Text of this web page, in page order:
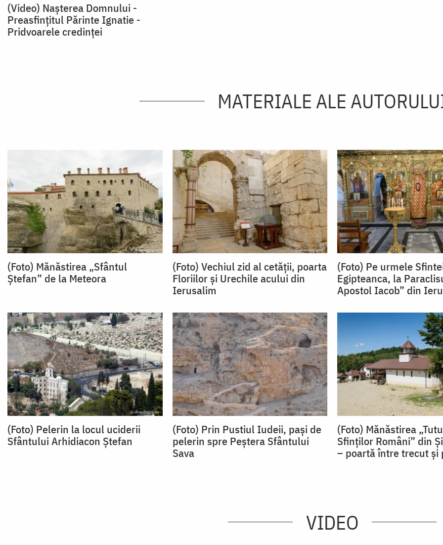
(Video) Nașterea Domnului -
Preasfințitul Părinte Ignatie -
Pridvoarele credinței
MATERIALE ALE
(Foto) Mănăstirea „Sfântul
Ștefan” de la Meteora
(Foto) Vechiul zid al cetății, poarta
Floriilor și Urechile acului din
Ierusalim
(Foto) Pe urmele
Egipteanca, la
Apostol Iacob” din
(Foto) Pelerin la locul uciderii
Sfântului Arhidiacon Ștefan
(Foto) Prin Pustiul Iudeii, pași de
pelerin spre Peștera Sfântului
Sava
(Foto) Mănăstirea
Sfinților Români” din
– poartă între trecut și
VIDEO